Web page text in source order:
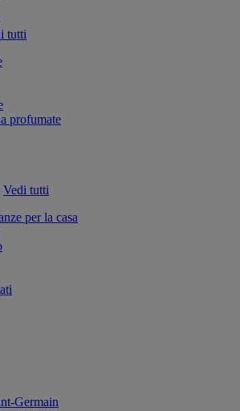
tutti
profumate
Vedi tutti
per la casa
Germain